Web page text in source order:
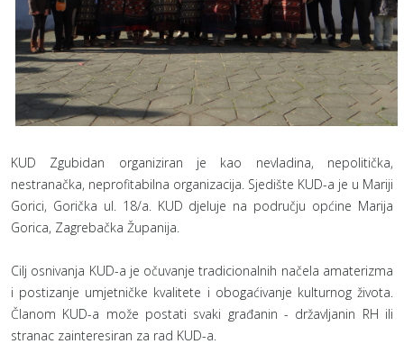
KUD Zgubidan organiziran je kao nevladina, nepolitička,
nestranačka, neprofitabilna organizacija. Sjedište KUD-a je u Mariji
Gorici, Gorička ul. 18/a. KUD djeluje na području općine Marija
Gorica, Zagrebačka Županija.
Cilj osnivanja KUD-a je očuvanje tradicionalnih načela amaterizma
i postizanje umjetničke kvalitete i obogaćivanje kulturnog života.
Članom KUD-a može postati svaki građanin - državljanin RH ili
stranac zainteresiran za rad KUD-a.